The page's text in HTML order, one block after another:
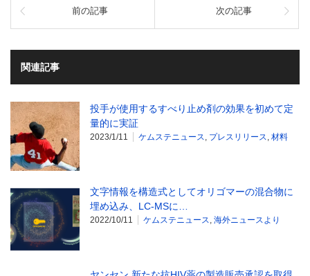
前の記事 次の記事
関連記事
投手が使用するすべり止め剤の効果を初めて定
量的に実証
2023/1/11 ケムステニュース, プレスリリース, 材料
文字情報を構造式としてオリゴマーの混合物に
埋め込み、LC-MSに…
2022/10/11 ケムステニュース, 海外ニュースより